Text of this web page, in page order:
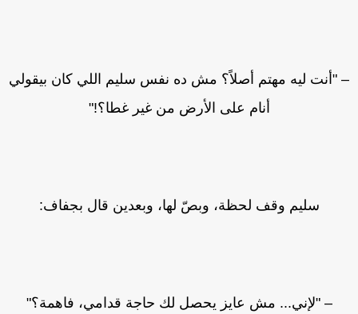
"أنت ليه مهتم أصلاً؟ مش ده نفس سليم اللي كان بيقولي
أنام على الأرض من غير غطا؟!"
سليم وقف لحظة، وبصّ لها، وبعدين قال بجفاف:
– "لإني... مش عايز يحصل لك حاجة قدامي، فاهمة؟"